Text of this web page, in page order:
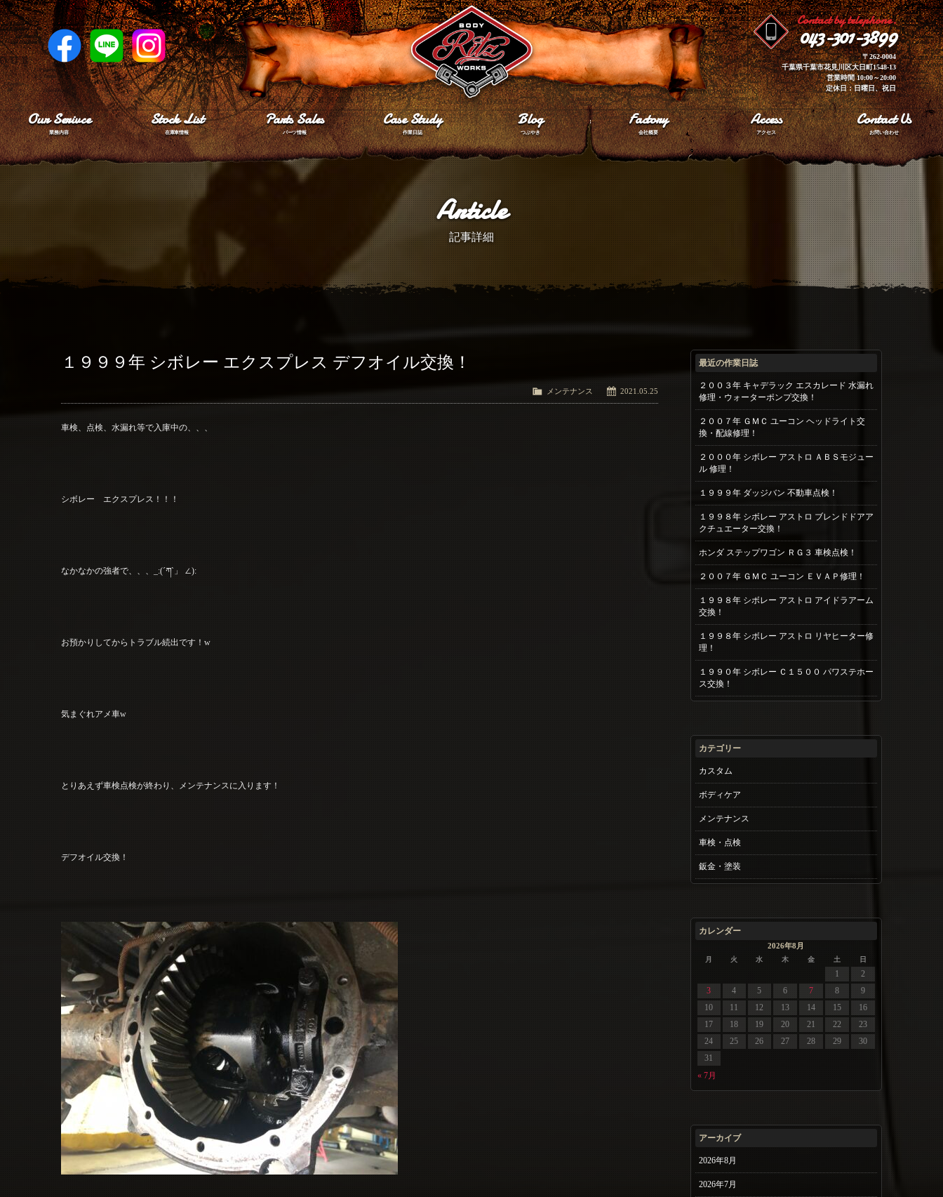
Contact by telephone.
043-301-3899
〒262-0004
千葉県千葉市花見川区大日町1548-13
営業時間 10:00～20:00
定休日：日曜日、祝日
Our Serivce
業務内容
Stock List
在庫車情報
Parts Sales
パーツ情報
Case Study
作業日誌
Blog
つぶやき
Factory
会社概要
Access
アクセス
Contact Us
お問い合わせ
Article
記事詳細
１９９９年 シボレー エクスプレス デフオイル交換！
2021.05.25
メンテナンス
車検、点検、水漏れ等で入庫中の、、、
シボレー エクスプレス！！！
なかなかの強者で、、、_:(´ཀ`」 ∠):
お預かりしてからトラブル続出です！w
気まぐれアメ車w
とりあえず車検点検が終わり、メンテナンスに入ります！
デフオイル交換！
最近の作業日誌
２００３年 キャデラック エスカレード 水漏れ
修理・ウォーターポンプ交換！
２００７年 ＧＭＣ ユーコン ヘッドライト交
換・配線修理！
２０００年 シボレー アストロ ＡＢＳモジュー
ル 修理！
１９９９年 ダッジバン 不動車点検！
１９９８年 シボレー アストロ ブレンドドアア
クチュエーター交換！
ホンダ ステップワゴン ＲＧ３ 車検点検！
２００７年 ＧＭＣ ユーコン ＥＶＡＰ修理！
１９９８年 シボレー アストロ アイドラアーム
交換！
１９９８年 シボレー アストロ リヤヒーター修
理！
１９９０年 シボレー Ｃ１５００ パワステホー
ス交換！
カテゴリー
カスタム
ボディケア
メンテナンス
車検・点検
鈑金・塗装
カレンダー
2026年8月
月 火 水 木 金 土 日
« 7月
1
2
3
4 5 6 7 8
9
10
11 12 13 14 15
16
17
18 19 20 21 22
23
24
25 26 27 28 29
30
31
アーカイブ
2026年8月
2026年7月